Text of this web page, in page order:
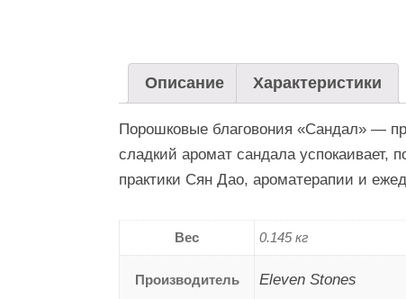
Описание Характеристики
Порошковые благовония «Сандал» —
сладкий аромат сандала успокаивает,
практики Сян Дао, ароматерапии и
Вес 0.145 кг
Производитель Eleven Stones